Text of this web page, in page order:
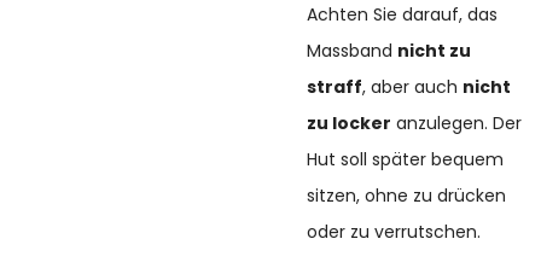
Achten Sie darauf, das
Massband nicht zu
straff, aber auch nicht
zu locker anzulegen. Der
Hut soll später bequem
sitzen, ohne zu drücken
oder zu verrutschen.